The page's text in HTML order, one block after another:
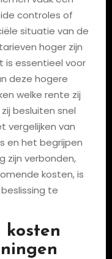
controles of
situatie van de
hoger zijn
is essentieel voor
deze hogere
welke rente zij
besluiten snel
vergelijken van
en het begrijpen
zijn verbonden,
kosten, is
te